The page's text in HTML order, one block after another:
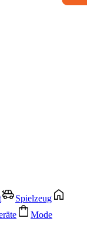
Spielzeug
Mode